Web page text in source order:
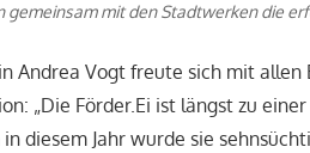
gemeinsam mit den Stadtwerken die
Andrea Vogt freute sich mit
„Die Förder.Ei ist längst zu
diesem Jahr wurde sie